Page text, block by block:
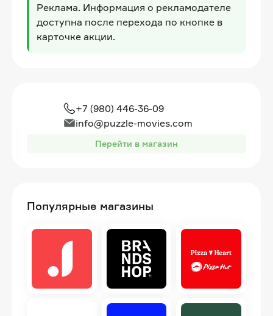
Реклама. Информация о рекламодателе
доступна после перехода по кнопке в
карточке акции.
+7 (980) 446-36-09
info@puzzle-movies.com
Перейти в магазин
Популярные магазины